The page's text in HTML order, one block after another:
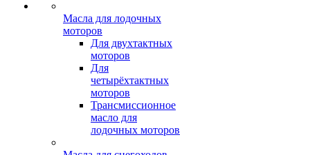
Масла для лодочных
моторов
Для двухтактных
моторов
Для
четырёхтактных
моторов
Трансмиссионное
масло для
лодочных моторов